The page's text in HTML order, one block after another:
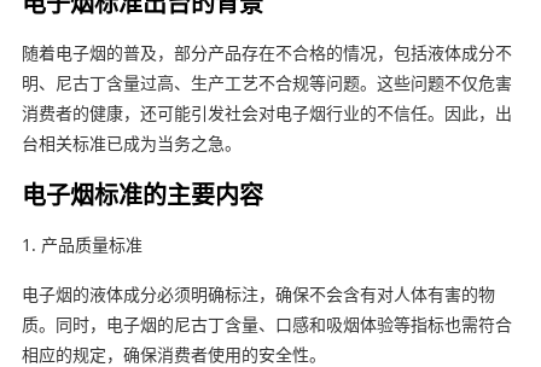
随着电子烟的普及，部分产品存在不合格的情况，包括液体成分不
明、尼古丁含量过高、生产工艺不合规等问题。这些问题不仅危害
消费者的健康，还可能引发社会对电子烟行业的不信任。因此，出
台相关标准已成为当务之急。
电子烟标准的主要内容
1. 产品质量标准
电子烟的液体成分必须明确标注，确保不会含有对人体有害的物
质。同时，电子烟的尼古丁含量、口感和吸烟体验等指标也需符合
相应的规定，确保消费者使用的安全性。